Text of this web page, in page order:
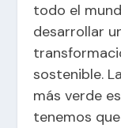
todo el
desarrollar
sostenible.
más verde
tenemos